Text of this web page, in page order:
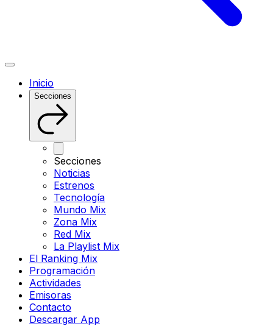
Inicio
Secciones
Secciones
Noticias
Estrenos
Tecnología
Mundo Mix
Zona Mix
Red Mix
La Playlist Mix
El Ranking Mix
Programación
Actividades
Emisoras
Contacto
Descargar App